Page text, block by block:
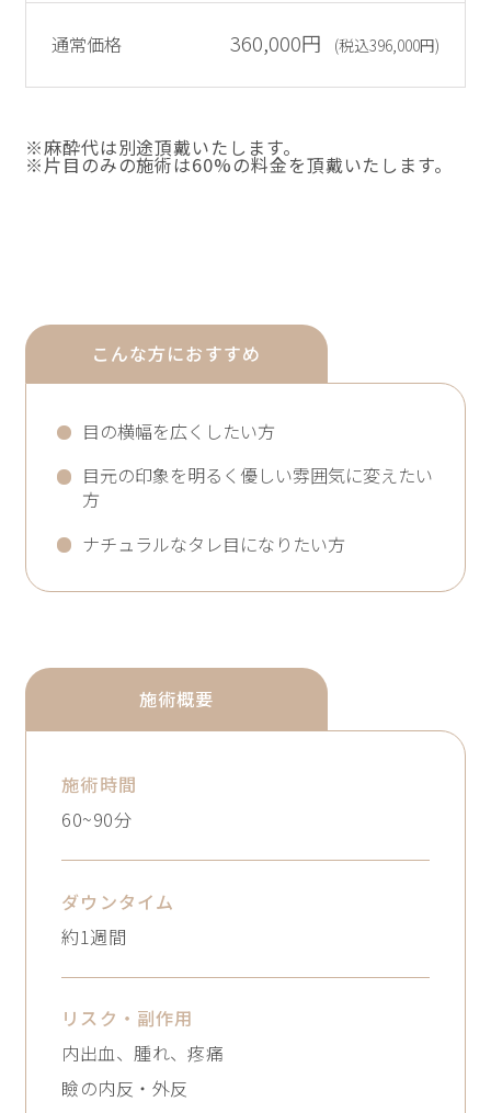
通常価格 360,000円 (税込396,000円)
※麻酔代は別途頂戴いたします。
※片目のみの施術は60%の料金を頂戴いたします。
こんな方におすすめ
目の横幅を広くしたい方
目元の印象を明るく優しい雰囲気に変えたい
方
ナチュラルなタレ目になりたい方
施術概要
施術時間
60~90分
ダウンタイム
約1週間
リスク・副作用
内出血、腫れ、疼痛
瞼の内反・外反